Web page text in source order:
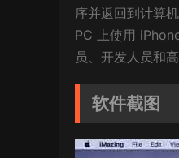
序并返回到计算
PC 上使用
员、开发人员和
软件截图